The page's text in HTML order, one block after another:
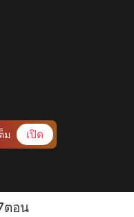
ม เปิด
ตอน